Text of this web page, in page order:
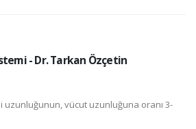
- Dr. Tarkan Özçetin
uzunluğunun, vücut uzunluğuna oranı 3-